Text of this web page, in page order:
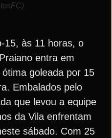
15, às 11 horas, o
entra em
goleada por 15
Embalados pelo
que levou a equipe
da Vila enfrentam
sábado. Com 25